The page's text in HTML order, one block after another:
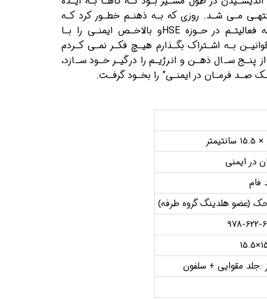
مـی شـد. روزی که بـه ذهنـم خطـور کرد کـه
تجارب نزدیـک بـه سـه دهـه فعالیتـم در حـوزه HSEو بالاخـص ایمنـی را بـا
بـه اشـتراک بگـذارم هیـچ فکـر نمـی کـردم
سـال ذهـن و انرژیـم را درگیـر خـود سـازد،
صـد فرمـان در ایمنـی” را بخـود گرفـت.
در ایمنی
فام
(عضو هلدینگ گروه طرفه)
978-622-
:جلد مقوایی + سلفون